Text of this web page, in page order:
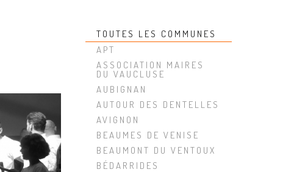
TOUTES LES COMMUNES
APT
ASSOCIATION MAIRES
DU VAUCLUSE
AUBIGNAN
AUTOUR DES DENTELLES
AVIGNON
BEAUMES DE VENISE
BEAUMONT DU VENTOUX
BÉDARRIDES